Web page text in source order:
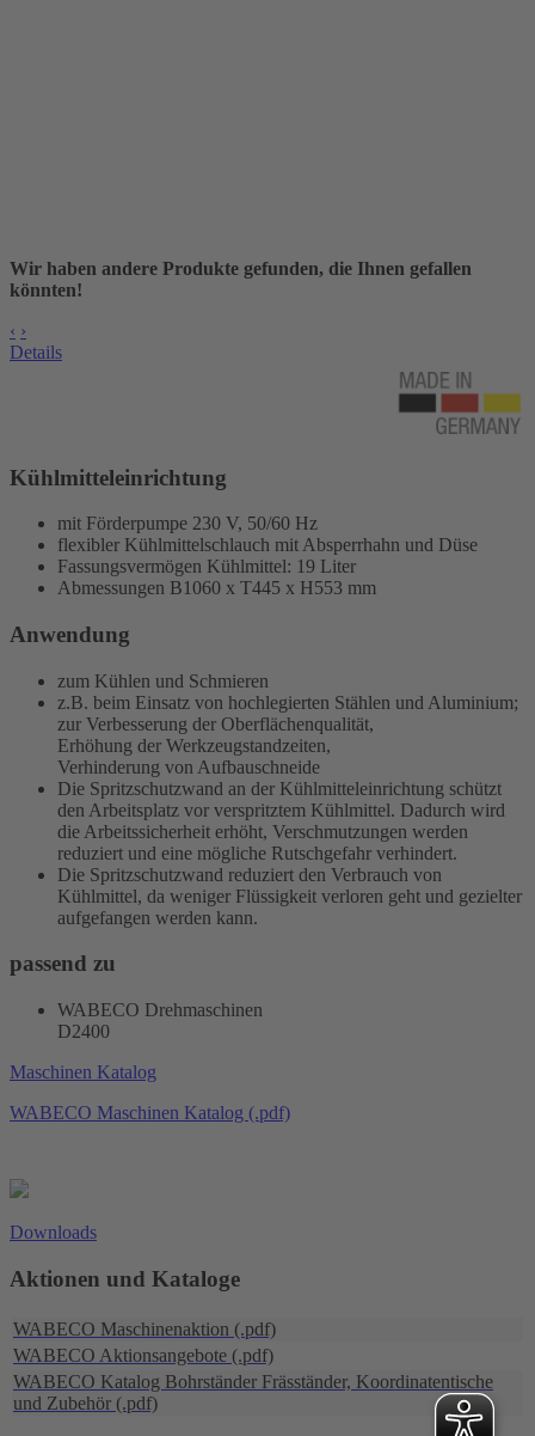
Wir haben andere Produkte gefunden, die Ihnen gefallen
könnten!
‹ ›
Details
Kühlmitteleinrichtung
mit Förderpumpe 230 V, 50/60 Hz
flexibler Kühlmittelschlauch mit Absperrhahn und Düse
Fassungsvermögen Kühlmittel: 19 Liter
Abmessungen B1060 x T445 x H553 mm
Anwendung
zum Kühlen und Schmieren
z.B. beim Einsatz von hochlegierten Stählen und Aluminium;
zur Verbesserung der Oberflächenqualität,
Erhöhung der Werkzeugstandzeiten,
Verhinderung von Aufbauschneide
Die Spritzschutzwand an der Kühlmitteleinrichtung schützt
den Arbeitsplatz vor verspritztem Kühlmittel. Dadurch wird
die Arbeitssicherheit erhöht, Verschmutzungen werden
reduziert und eine mögliche Rutschgefahr verhindert.
Die Spritzschutzwand reduziert den Verbrauch von
Kühlmittel, da weniger Flüssigkeit verloren geht und gezielter
aufgefangen werden kann.
passend zu
WABECO Drehmaschinen
D2400
Maschinen Katalog
WABECO Maschinen Katalog (.pdf)
Downloads
Aktionen und Kataloge
WABECO Maschinenaktion (.pdf)
WABECO Aktionsangebote (.pdf)
WABECO Katalog Bohrständer Fräsständer, Koordinatentische
und Zubehör (.pdf)